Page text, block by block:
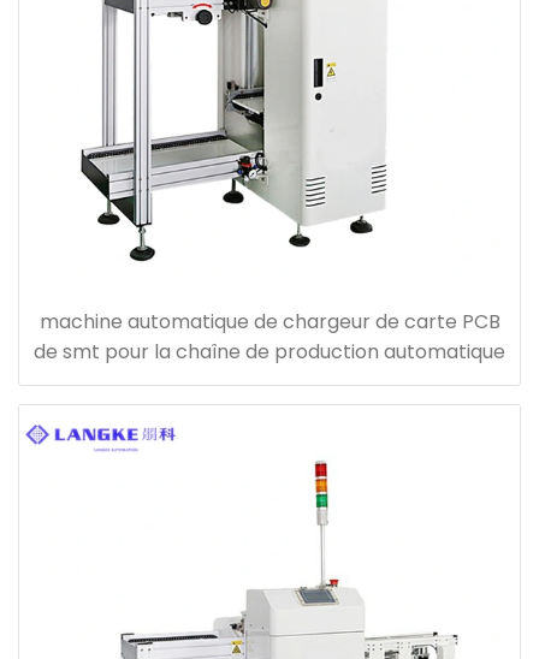
machine automatique de chargeur de carte PCB
de smt pour la chaîne de production automatique